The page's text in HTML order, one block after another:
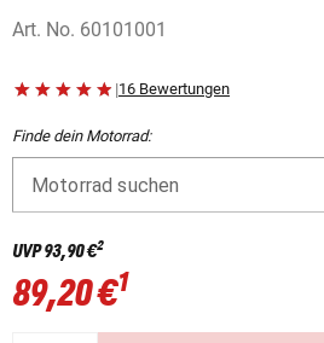
Art. No. 60101001
|16 Bewertungen
Finde dein Motorrad:
Motorrad suchen
UVP93,90 €2
89,20 €1